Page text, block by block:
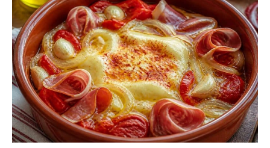
pendant le processus de
cuisson à haute
température, de légères
variations de couleur et
de motifs de vernis se
produisent sur nos
pièces en céramique
faites à la main. Chaque
service de table est
unique. Veuillez noter
que les variations de
couleur ne sont pas des